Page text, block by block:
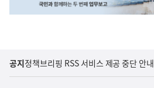
공지정책브리핑 RSS 서비스 제공 중단 안내